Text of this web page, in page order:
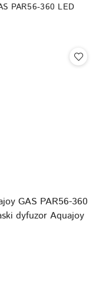
PAR56-360 LED